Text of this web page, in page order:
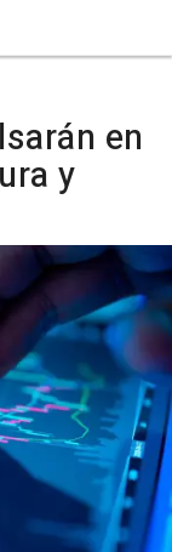
en
y